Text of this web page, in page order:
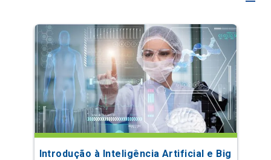
Introdução à Inteligência Artificial e Big